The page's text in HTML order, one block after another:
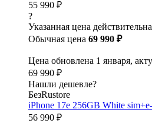
55 990 ₽
?
Указанная цена
Обычная цена 69 990 ₽
Цена обновлена 1 января,
69 990 ₽
Нашли дешевле?
БезRustore
iPhone 17e 256GB White
56 990 ₽